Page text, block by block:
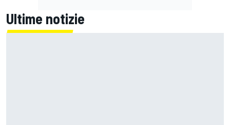
Ultime notizie